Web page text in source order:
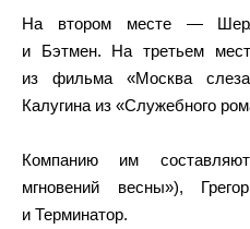
На втором месте —
и Бэтмен. На третьем
из фильма «Москва
Калугина из «Служебного
Компанию им
мгновений весны»),
и Терминатор.